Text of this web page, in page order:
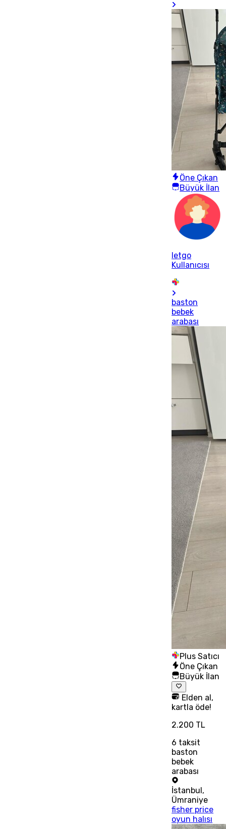
Öne Çıkan
Büyük İlan
letgo
Kullanıcısı
baston
bebek
arabası
Plus Satıcı
Öne Çıkan
Büyük İlan
Elden al,
kartla öde!
2.200 TL
6 taksit
baston
bebek
arabası
İstanbul ,
Ümraniye
fisher price
oyun halısı